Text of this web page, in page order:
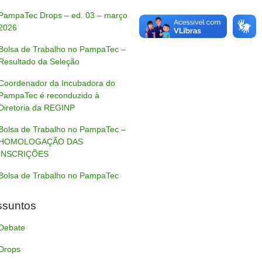
Drops – ed. 03 – março
de Trabalho no PampaTec –
da Seleção
da Incubadora do
é reconduzido à
da REGINP
de Trabalho no PampaTec –
DAS
de Trabalho no PampaTec